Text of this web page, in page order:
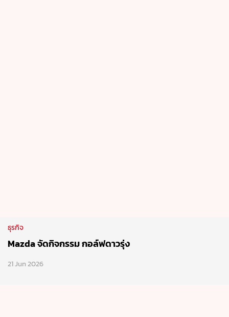
ธุรกิจ
Mazda จัดกิจกรรม กอล์ฟดาวรุ่ง
21 Jun 2026